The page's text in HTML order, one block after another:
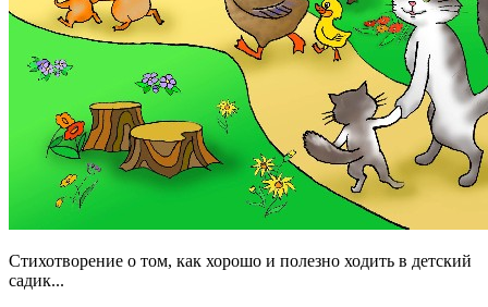
Стихотворение о том, как хорошо и полезно ходить в детский
садик...